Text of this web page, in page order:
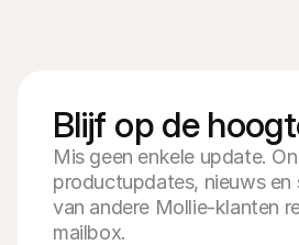
Blijf op de
Mis geen enkele update.
productupdates, nieuws en
van andere Mollie-klanten
mailbox.